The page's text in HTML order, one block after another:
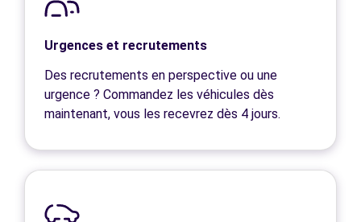
Urgences et recrutements
Des recrutements en perspective ou une
urgence ? Commandez les véhicules dès
maintenant, vous les recevrez dès 4 jours.